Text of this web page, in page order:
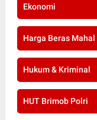
Ekonomi
Harga Beras Mahal
Hukum & Kriminal
HUT Brimob Polri